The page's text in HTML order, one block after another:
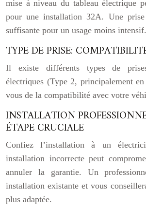
mise à niveau du tableau électrique
pour une installation 32A. Une
suffisante pour un usage moins intensif.
TYPE DE PRISE:
Il existe différents types de
électriques (Type 2, principalement
vous de la compatibilité avec votre
INSTALLATION
ÉTAPE CRUCIALE
Confiez l’installation à un
installation incorrecte peut
annuler la garantie. Un
installation existante et vous
plus adaptée.